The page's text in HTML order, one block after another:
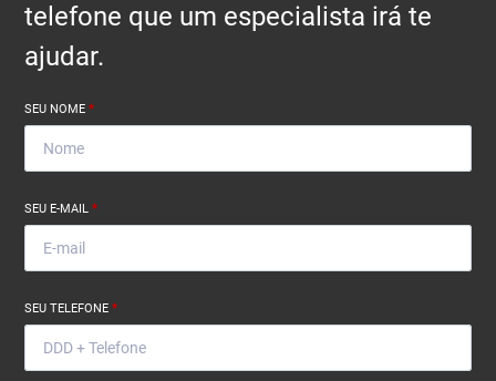
telefone que um especialista irá te
ajudar.
SEU NOME*
SEU E-MAIL*
SEU TELEFONE*